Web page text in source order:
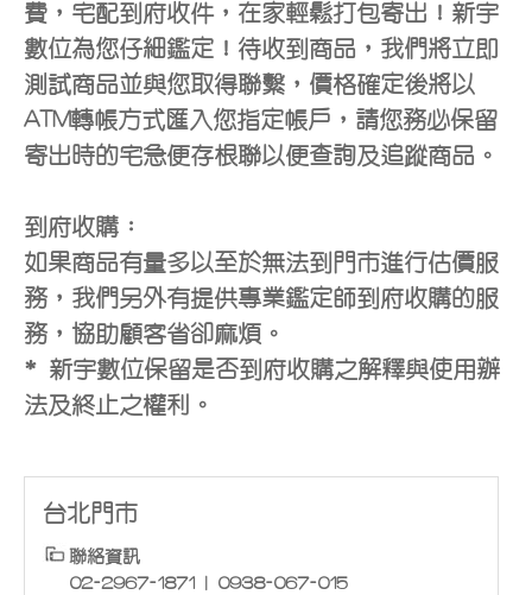
費，宅配到府收件，在家輕鬆打包寄出！新宇
數位為您仔細鑑定！待收到商品，我們將立即
測試商品並與您取得聯繫，價格確定後將以
ATM轉帳方式匯入您指定帳戶，請您務必保留
寄出時的宅急便存根聯以便查詢及追蹤商品。
到府收購：
如果商品有量多以至於無法到門市進行估價服
務，我們另外有提供專業鑑定師到府收購的服
務，協助顧客省卻麻煩。
* 新宇數位保留是否到府收購之解釋與使用辦
法及終止之權利。
台北門市
聯絡資訊
02-2967-1871 | 0938-067-015